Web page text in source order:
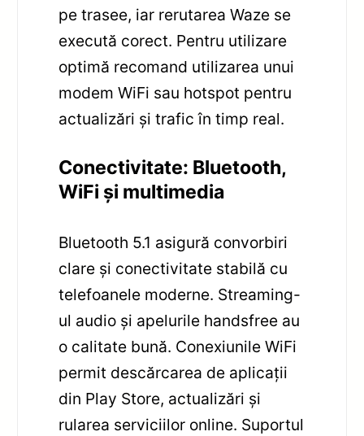
pe trasee, iar rerutarea Waze se
execută corect. Pentru utilizare
optimă recomand utilizarea unui
modem WiFi sau hotspot pentru
actualizări și trafic în timp real.
Conectivitate: Bluetooth,
WiFi și multimedia
Bluetooth 5.1 asigură convorbiri
clare și conectivitate stabilă cu
telefoanele moderne. Streaming-
ul audio și apelurile handsfree au
o calitate bună. Conexiunile WiFi
permit descărcarea de aplicații
din Play Store, actualizări și
rularea serviciilor online. Suportul